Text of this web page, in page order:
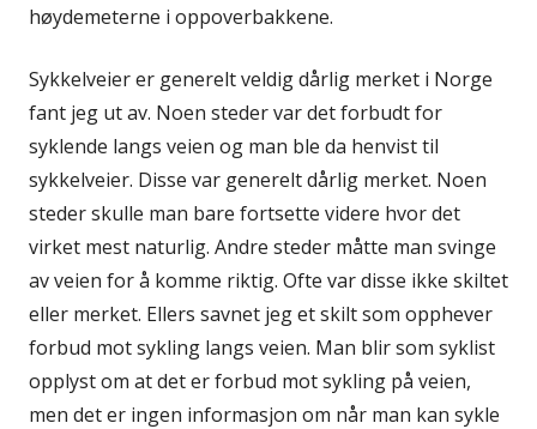
høydemeterne i oppoverbakkene.
Sykkelveier er generelt veldig dårlig merket i Norge
fant jeg ut av. Noen steder var det forbudt for
syklende langs veien og man ble da henvist til
sykkelveier. Disse var generelt dårlig merket. Noen
steder skulle man bare fortsette videre hvor det
virket mest naturlig. Andre steder måtte man svinge
av veien for å komme riktig. Ofte var disse ikke skiltet
eller merket. Ellers savnet jeg et skilt som opphever
forbud mot sykling langs veien. Man blir som syklist
opplyst om at det er forbud mot sykling på veien,
men det er ingen informasjon om når man kan sykle